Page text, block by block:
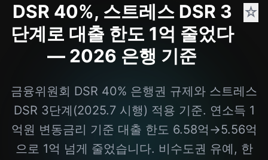
DSR 40%, 스트레스 DSR 3
단계로 대출 한도 1억 줄었다
— 2026 은행 기준
☆
금융위원회 DSR 40% 은행권 규제와 스트레스
DSR 3단계(2025.7 시행) 적용 기준. 연소득 1
억원 변동금리 기준 대출 한도 6.58억→5.56억
으로 1억 넘게 줄었습니다. 비수도권 유예, 한